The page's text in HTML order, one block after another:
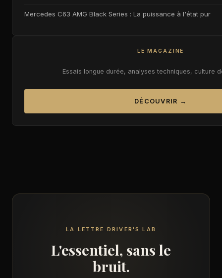
Mercedes C63 AMG Black Series : La puissance à l'état pur
LE MAGAZINE
Essais longue durée, analyses techniques, culture
DÉCOUVRIR →
LA LETTRE DRIVER'S LAB
L'essentiel, sans le
bruit.